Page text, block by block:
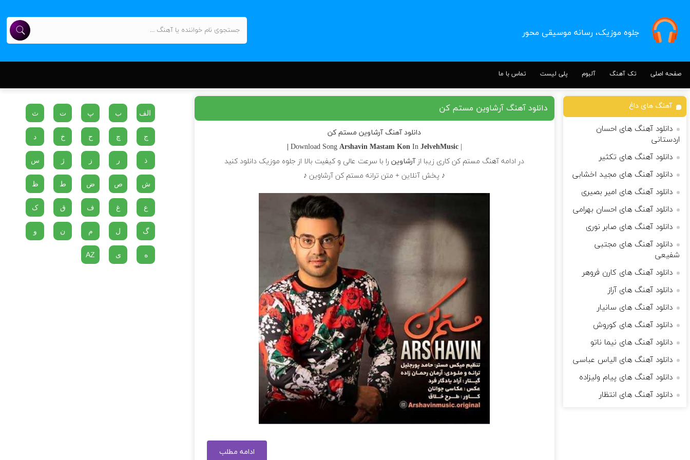
جلوه موزیک، رسانه موسیقی محور
صفحه اصلی تک آهنگ آلبوم پلی لیست تماس با ما
دانلود آهنگ آرشاوین مستم کن
دانلود آهنگ آرشاوین مستم کن
| Download Song
Arshavin Mastam KonIn JelvehMusic |
در ادامه آهنگ مستم کن کاری زیبا ازآرشاوینرا با سرعت عالی و کیفیت بالا از جلوه موزیک دانلود کنید
♪ پخش آنلاین + متن ترانه مستم کن آرشاوین ♪
ادامه مطلب
آهنگ های داغ
دانلود آهنگ های احسان
اردستانی
دانلود آهنگ های تکثیر
دانلود آهنگ های مجید اخشابی
دانلود آهنگ های امیر بصیری
دانلود آهنگ های احسان بهرامی
دانلود آهنگ های صابر نوری
دانلود آهنگ های مجتبی
شفیعی
دانلود آهنگ های کارن فروهر
دانلود آهنگ های آراز
دانلود آهنگ های سانیار
دانلود آهنگ های کوروش
دانلود آهنگ های نیما ناتو
دانلود آهنگ های الیاس عباسی
دانلود آهنگ های پیام ولیزاده
دانلود آهنگ های انتظار
الف ب پ ت ث
ج چ ح خ د
ذ ر ز ژ س
ش ص ض ط ظ
ع غ ف ق ک
گ ل م ن و
ه ی AZ